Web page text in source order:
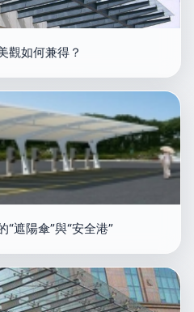
觀如何兼得？
“遮陽傘”與“安全港”